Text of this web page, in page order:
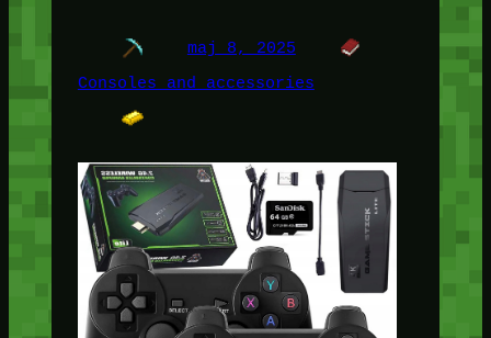
maj 8, 2025
Consoles and accessories